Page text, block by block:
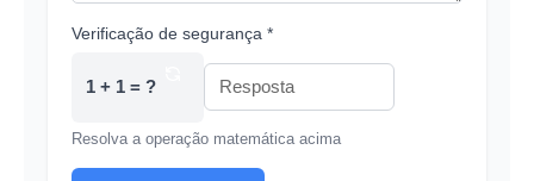
Verificação de segurança *
1 + 1 = ?
Resolva a operação matemática acima